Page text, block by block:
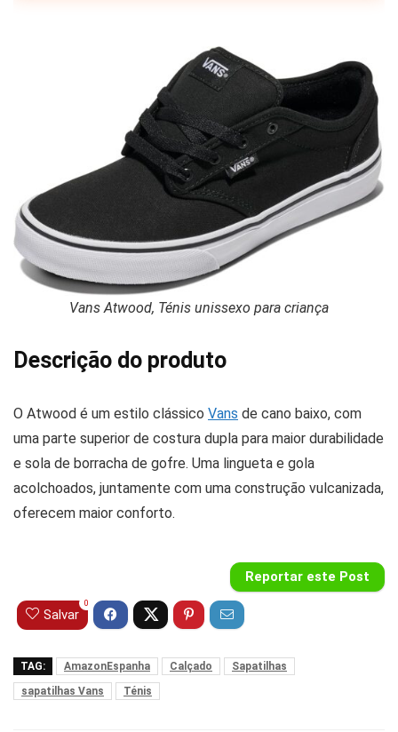
Vans Atwood, Ténis unissexo para criança
Descrição do produto
O Atwood é um estilo clássico Vans de cano baixo, com
uma parte superior de costura dupla para maior durabilidade
e sola de borracha de gofre. Uma lingueta e gola
acolchoados, juntamente com uma construção vulcanizada,
oferecem maior conforto.
Reportar este Post
Salvar
0
TAG: AmazonEspanha Calçado
Sapatilhas
sapatilhas Vans
Ténis